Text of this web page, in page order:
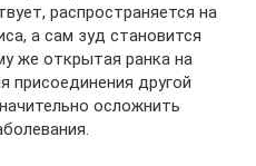
распространяется на
а сам зуд становится
же открытая ранка на
присоединения другой
осложнить